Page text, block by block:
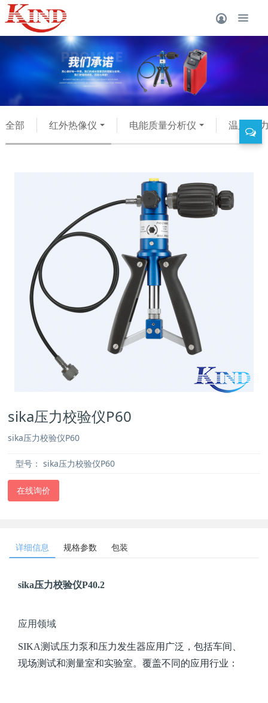
全部 红外热像仪 电能质量分析仪 温度 压
sika压力校验仪P60
sika压力校验仪P60
型号： sika压力校验仪P60
在线询价
详细信息 规格参数 包装
sika压力校验仪P40.2
应用领域
SIKA测试压力泵和压力发生器应用广泛，包括车间、
现场测试和测量室和实验室。覆盖不同的应用行业：